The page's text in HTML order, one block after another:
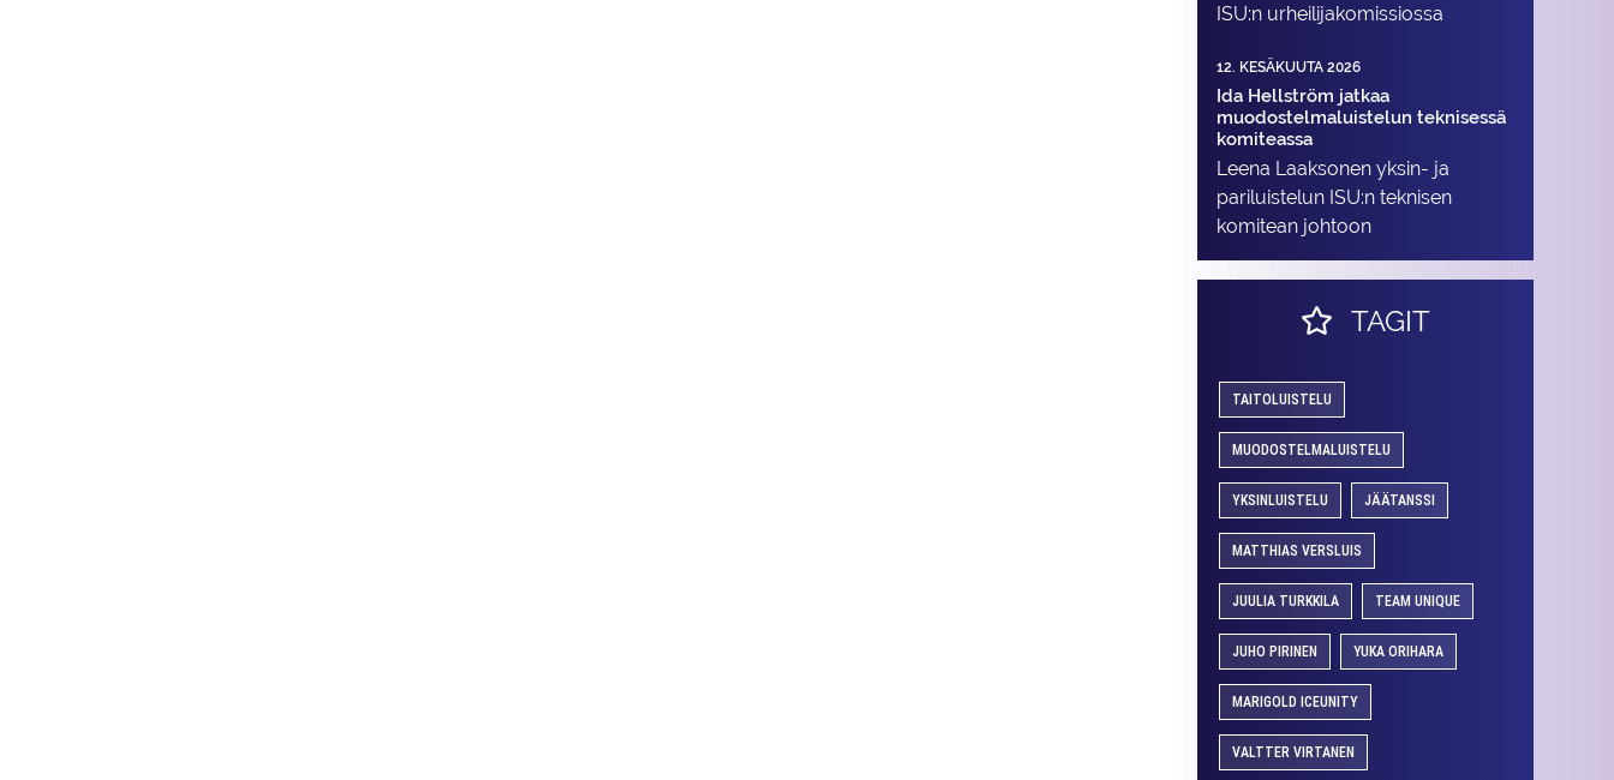
ISU:n urheilija­komissiossa
12. KESÄKUUTA 2026
Ida Hellström jatkaa
muodostelmaluistelun teknisessä
komiteassa
Leena Laaksonen yksin- ja
pariluistelun ISU:n teknisen
komitean johtoon
TAGIT
TAITOLUISTELU
MUODOSTELMALUISTELU
YKSINLUISTELU JÄÄTANSSI
MATTHIAS VERSLUIS
JUULIA TURKKILA TEAM UNIQUE
JUHO PIRINEN YUKA ORIHARA
MARIGOLD ICEUNITY
VALTTER VIRTANEN